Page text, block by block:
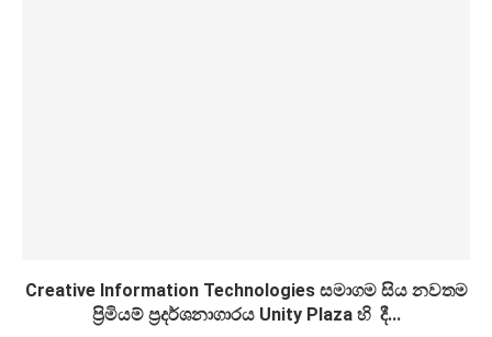
Creative Information Technologies සමාගම සිය නවතම
ප්‍රිමියම් ප්‍රදර්ශනාගාරය Unity Plaza හි දී...